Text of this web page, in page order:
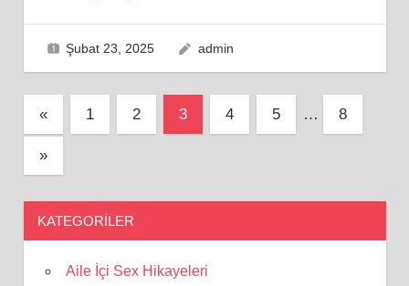
Şubat 23, 2025 admin
Yazı
sayfalaması
«Previous
Posts
1 2 3 4 5 … 8
Next
Posts
»
KATEGORILER
Aile İçi Sex Hikayeleri